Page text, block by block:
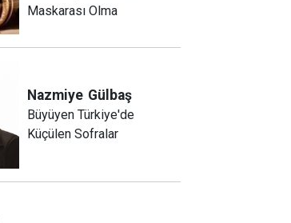
Maskarası Olma
Nazmiye Gülbaş
Büyüyen Türkiye'de
Küçülen Sofralar